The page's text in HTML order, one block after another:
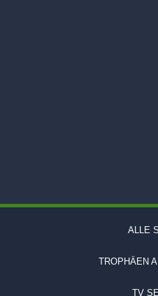
ALLE
TROPHÄEN
TV